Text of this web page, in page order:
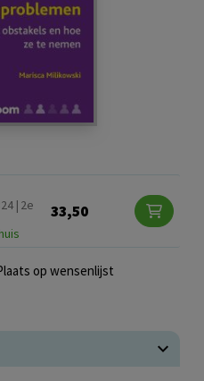
| 2e
33,50
op wensenlijst